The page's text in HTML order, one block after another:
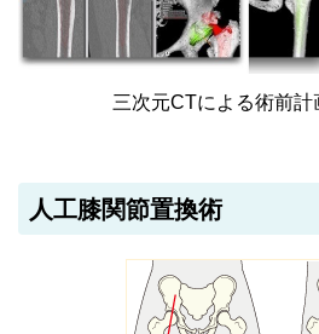
三次元CTによる術前計
人工膝関節置換術